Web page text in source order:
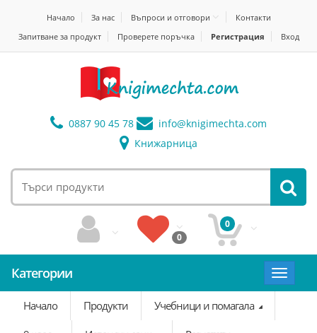
Начало За нас Въпроси и отговори
Контакти
Запитване за продукт
Проверете поръчка Регистрация Вход
0887 90 45 78 info@knigimechta.com
Книжарница
0
0
Категории
Toggle
Начало
Продукти Учебници и помагала